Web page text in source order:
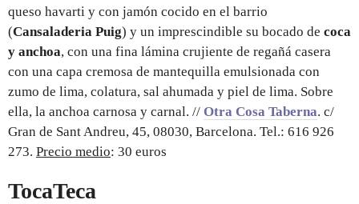
queso havarti y con jamón cocido en el barrio
(Cansaladeria Puig) y un imprescindible su bocado de coca
y anchoa, con una fina lámina crujiente de regañá casera
con una capa cremosa de mantequilla emulsionada con
zumo de lima, colatura, sal ahumada y piel de lima. Sobre
ella, la anchoa carnosa y carnal. // Otra Cosa Taberna. c/
Gran de Sant Andreu, 45, 08030, Barcelona. Tel.: 616 926
273. Precio medio: 30 euros
TocaTeca